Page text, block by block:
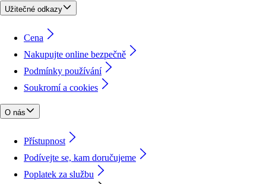
Užitečné odkazy
Cena
Nakupujte online bezpečně
Podmínky používání
Soukromí a cookies
O nás
Přístupnost
Podívejte se, kam doručujeme
Poplatek za službu